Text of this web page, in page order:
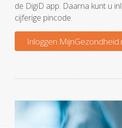
de DigiD app. Daarna kunt u
cijferige pincode.
Inloggen